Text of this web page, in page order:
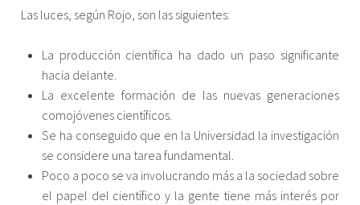
Las luces, según Rojo, son las siguientes:
La producción científica ha dado un paso significante
hacia delante.
La excelente formación de las nuevas generaciones
comojóvenes científicos.
Se ha conseguido que en la Universidad la investigación
se considere una tarea fundamental.
Poco a poco se va involucrando más a la sociedad sobre
el papel del científico y la gente tiene más interés por